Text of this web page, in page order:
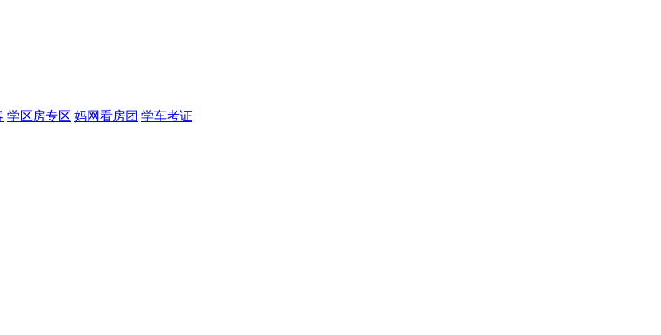
学区房专区 妈网看房团 学车考证